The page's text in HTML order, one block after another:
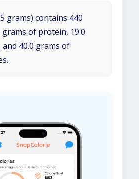
grams) contains 440
grams of protein, 19.0
40.0 grams of